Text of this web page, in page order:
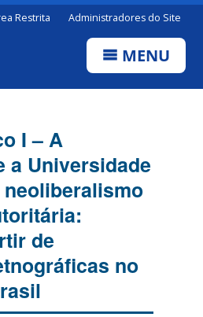
Restrita Administradores do Site
MENU
I – A
a Universidade
de
no